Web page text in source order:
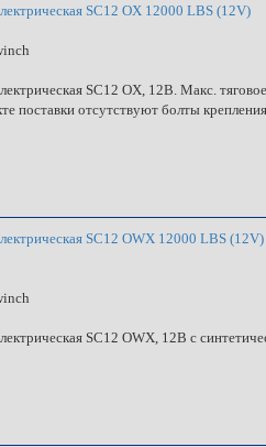
SC12 OX 12000 LBS (12V)
SC12 OX, 12В. Макс.
отсутствуют болты
SC12 OWX 12000 LBS
SC12 OWX, 12В с